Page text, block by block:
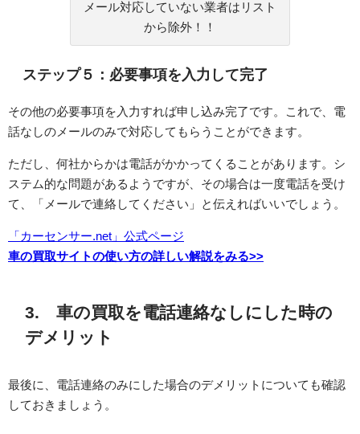
メール対応していない業者はリスト
から除外！！
ステップ５：必要事項を入力して完了
その他の必要事項を入力すれば申し込み完了です。これで、電
話なしのメールのみで対応してもらうことができます。
ただし、何社からかは電話がかかってくることがあります。シ
ステム的な問題があるようですが、その場合は一度電話を受け
て、「メールで連絡してください」と伝えればいいでしょう。
「カーセンサー.net」公式ページ
車の買取サイトの使い方の詳しい解説をみる>>
3. 車の買取を電話連絡なしにした時の
デメリット
最後に、電話連絡のみにした場合のデメリットについても確認
しておきましょう。